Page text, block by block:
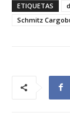
ETIQUETAS
Schmitz